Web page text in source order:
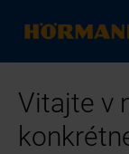
Vitajte v